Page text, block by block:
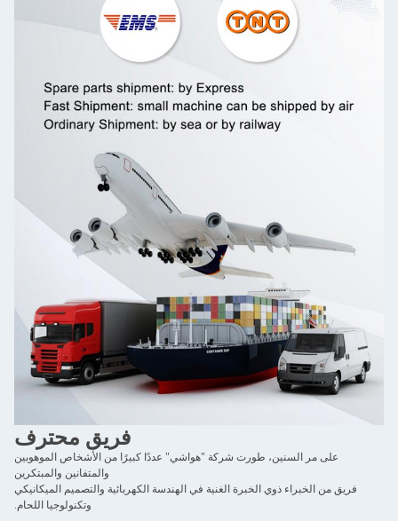
اترك رسالة
إرسال
فريق محترف
على مر السنين، طورت شركة "هواشي" عددًا كبيرًا من الأشخاص الموهوبين
والمتفانين والمبتكرين
فريق من الخبراء ذوي الخبرة الغنية في الهندسة الكهربائية والتصميم الميكانيكي
وتكنولوجيا اللحام.